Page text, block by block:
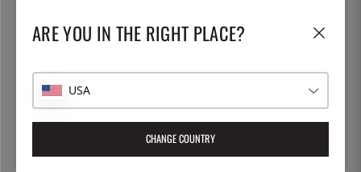
100% CHEF
IceLab H10 ijsmachine -
100% Chef
IceLab H1 ijsmachine - 100%
Chef
€ 4048
ARE YOU IN THE RIGHT PLACE?
USA
CHANGE COUNTRY